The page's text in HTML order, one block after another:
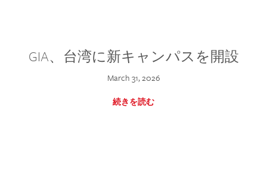
GIA、台湾に新キャンパスを開設
March 31, 2026
続きを読む